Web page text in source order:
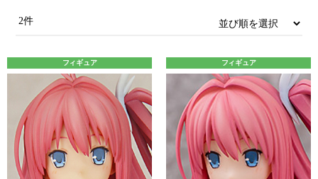
2件
フィギュア フィギュア